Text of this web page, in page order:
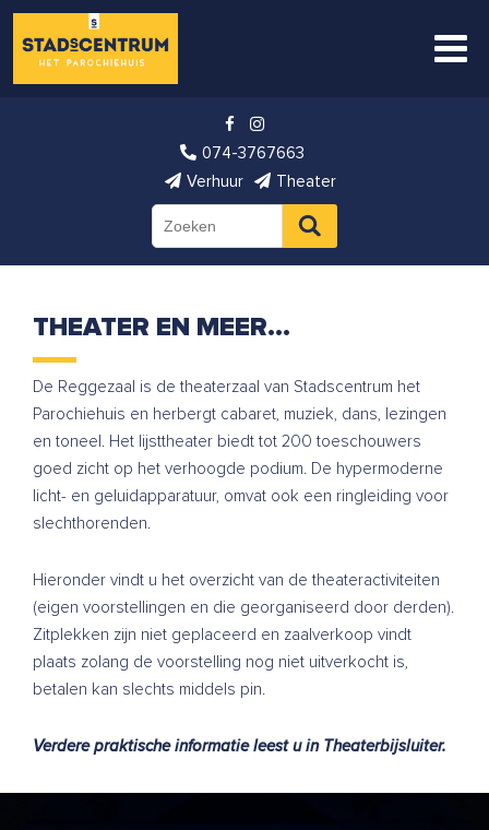
074-3767663
Verhuur
Theater
THEATER EN MEER…
De Reggezaal is de theaterzaal van Stadscentrum het
Parochiehuis en herbergt cabaret, muziek, dans, lezingen
en toneel. Het lijsttheater biedt tot 200 toeschouwers
goed zicht op het verhoogde podium. De hypermoderne
licht- en geluidapparatuur, omvat ook een ringleiding voor
slechthorenden.
Hieronder vindt u het overzicht van de theateractiviteiten
(eigen voorstellingen en die georganiseerd door derden).
Zitplekken zijn niet geplaceerd en zaalverkoop vindt
plaats zolang de voorstelling nog niet uitverkocht is,
betalen kan slechts middels pin.
Verdere praktische informatie leest u in Theaterbijsluiter.